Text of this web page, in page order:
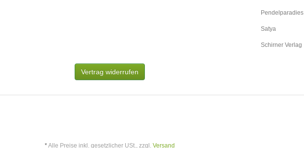
Pendelparadies
Satya
Schirner Verlag
Vertrag widerrufen
*Alle Preise inkl. gesetzlicher USt., zzgl. Versand